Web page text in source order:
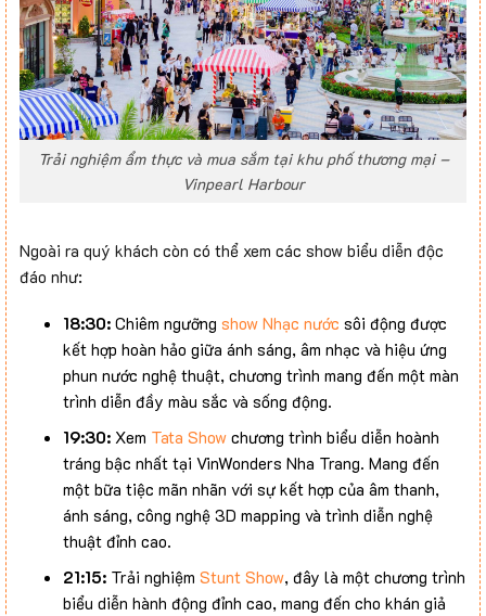
Trải nghiệm ẩm thực và mua sắm tại khu phố thương mại –
Vinpearl Harbour
Ngoài ra quý khách còn có thể xem các show biểu diễn độc
đáo như:
18:30:Chiêm ngưỡng show Nhạc nước sôi động được
kết hợp hoàn hảo giữa ánh sáng, âm nhạc và hiệu ứng
phun nước nghệ thuật, chương trình mang đến một màn
trình diễn đầy màu sắc và sống động.
19:30:Xem Tata Showchương trình biểu diễn hoành
tráng bậc nhất tại VinWonders Nha Trang. Mang đến
một bữa tiệc mãn nhãn với sự kết hợp của âm thanh,
ánh sáng, công nghệ 3D mapping và trình diễn nghệ
thuật đỉnh cao.
21:15:Trải nghiệm Stunt Show, đây là một chương trình
biểu diễn hành động đỉnh cao, mang đến cho khán giả